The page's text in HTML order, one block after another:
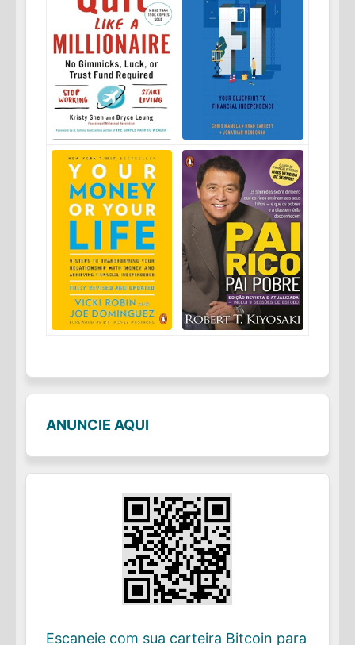
ANUNCIE AQUI
Escaneie com sua carteira Bitcoin para